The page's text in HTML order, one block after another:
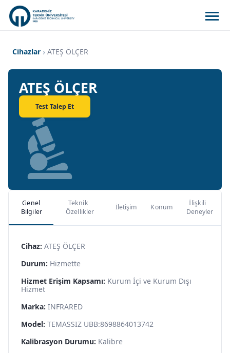
Cihazlar ATEŞ ÖLÇER
ATEŞ ÖLÇER
Test Talep Et
Genel
Bilgiler
Teknik
Özellikler
İletişim Konum
İlişkili
Deneyler
Cihaz: ATEŞ ÖLÇER
Durum: Hizmette
Hizmet Erişim Kapsamı: Kurum İçi ve Kurum Dışı
Hizmet
Marka: INFRARED
Model: TEMASSIZ UBB:8698864013742
Kalibrasyon Durumu: Kalibre